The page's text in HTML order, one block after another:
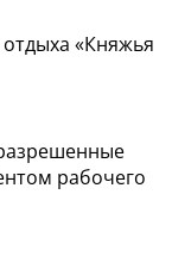
«Княжья
рабочего